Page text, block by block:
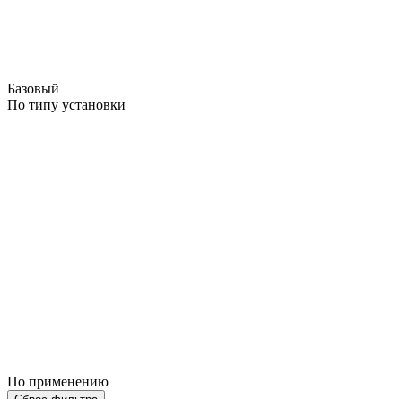
Базовый
По типу установки
По применению